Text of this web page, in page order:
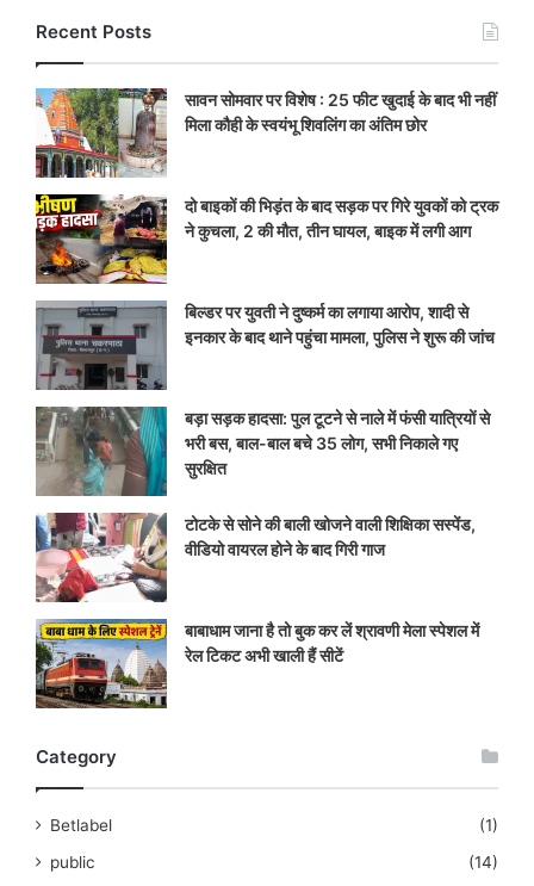
Recent Posts
सावन सोमवार पर विशेष : 25 फीट खुदाई के बाद भी नहीं
मिला कौही के स्वयंभू शिवलिंग का अंतिम छोर
दो बाइकों की भिड़ंत के बाद सड़क पर गिरे युवकों को ट्रक
ने कुचला, 2 की मौत, तीन घायल, बाइक में लगी आग
बिल्डर पर युवती ने दुष्कर्म का लगाया आरोप, शादी से
इनकार के बाद थाने पहुंचा मामला, पुलिस ने शुरू की जांच
बड़ा सड़क हादसा: पुल टूटने से नाले में फंसी यात्रियों से
भरी बस, बाल-बाल बचे 35 लोग, सभी निकाले गए
सुरक्षित
टोटके से सोने की बाली खोजने वाली शिक्षिका सस्पेंड,
वीडियो वायरल होने के बाद गिरी गाज
बाबाधाम जाना है तो बुक कर लें श्रावणी मेला स्पेशल में
रेल टिकट अभी खाली हैं सीटें
Category
Betlabel
(1)
public
(14)